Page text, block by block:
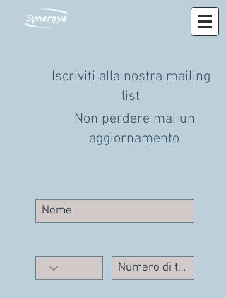
Iscriviti alla nostra mailing
list
Non perdere mai un
aggiornamento